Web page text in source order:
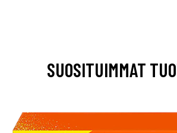
SUOSITUIMMAT